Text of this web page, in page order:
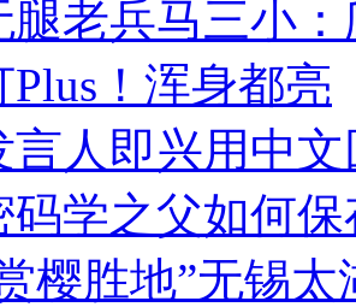
腿老兵马三小
！浑身都亮
言人即兴用中
码学之父如何
樱胜地”无锡